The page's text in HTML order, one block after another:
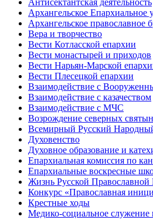
Архангельское Епархиальное
Архангельское православное
Вера и творчество
Вести Котласской епархии
Вести монастырей и приходов
Вести Нарьян-Марской
Вести Плесецкой епархии
Взаимодействие с
Взаимодействие с казачеством
Взаимодействие с МЧС
Возрождение северных
Всемирный Русский
Духовенство
Духовное образование и
Епархиальная комиссия по
Епархиальные воскресные
Жизнь Русской Православной
Конкурс «Православная
Крестные ходы
Медико-социальное служение